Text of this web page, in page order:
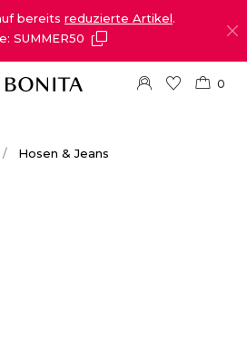
bereits reduzierte Artikel.
SUMMER50
0
Hosen & Jeans